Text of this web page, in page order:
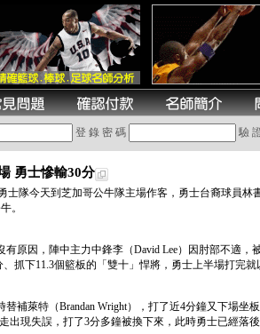
登 錄 密 碼 驗
勇士慘輸30分
士隊今天到芝加哥公牛隊主場作客，勇士台裔球員林
。
有原因，陣中主力中鋒李（David Lee）因肘部不適
抓下11.3個籃板的「雙十」悍將，勇士上半場打完就
替補萊特（Brandan Wright），打了近4分鐘又下場坐
出現失誤，打了3分多鐘被換下來，此時勇士已經落